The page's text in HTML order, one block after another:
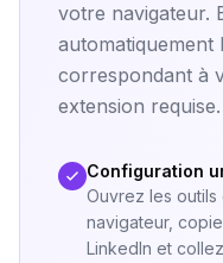
votre navigateur.
automatiquement
correspondant à
extension requise.
Configuration
Ouvrez les
navigateur,
LinkedIn et